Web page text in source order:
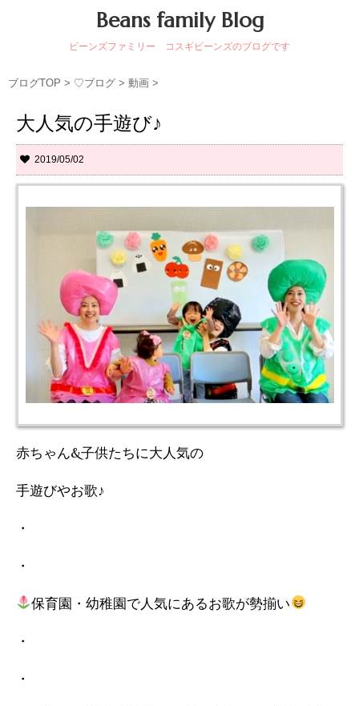
Beans family Blog
ビーンズファミリー コスギビーンズのブログです
ブログTOP > ♡ブログ > 動画 >
大人気の手遊び♪
2019/05/02
赤ちゃん&子供たちに大人気の
手遊びやお歌♪
・
・
保育園・幼稚園で人気にあるお歌が勢揃い
・
・